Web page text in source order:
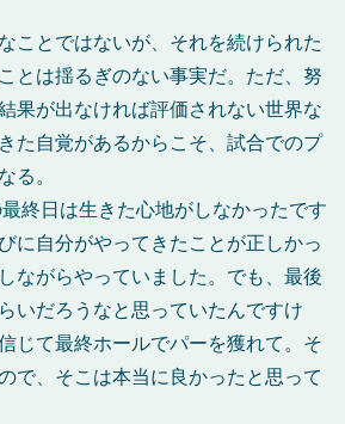
ことではないが、それを続けられた
とは揺るぎのない事実だ。ただ、努
果が出なければ評価されない世界な
た自覚があるからこそ、試合でのプ
る。
終日は生きた心地がしなかったです
に自分がやってきたことが正しかっ
ながらやっていました。でも、最後
いだろうなと思っていたんですけ
じて最終ホールでパーを獲れて。そ
で、そこは本当に良かったと思って